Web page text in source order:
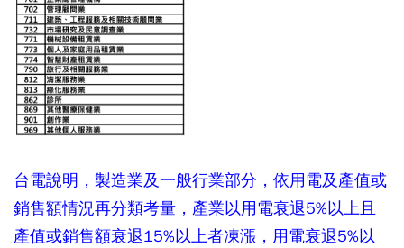
台電說明，製造業及一般行業部分，依用電及產值或
銷售額情況再分類考量，產業以用電衰退5%以上且
產值或銷售額衰退15%以上者凍漲，用電衰退5%以